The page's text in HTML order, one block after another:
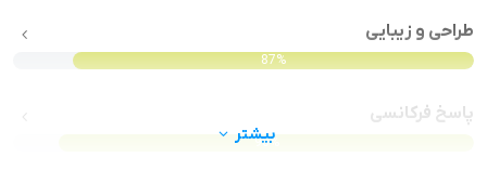
طراحی و زیبایی
87%
پاسخ فرکانسی
90%
بیشتر